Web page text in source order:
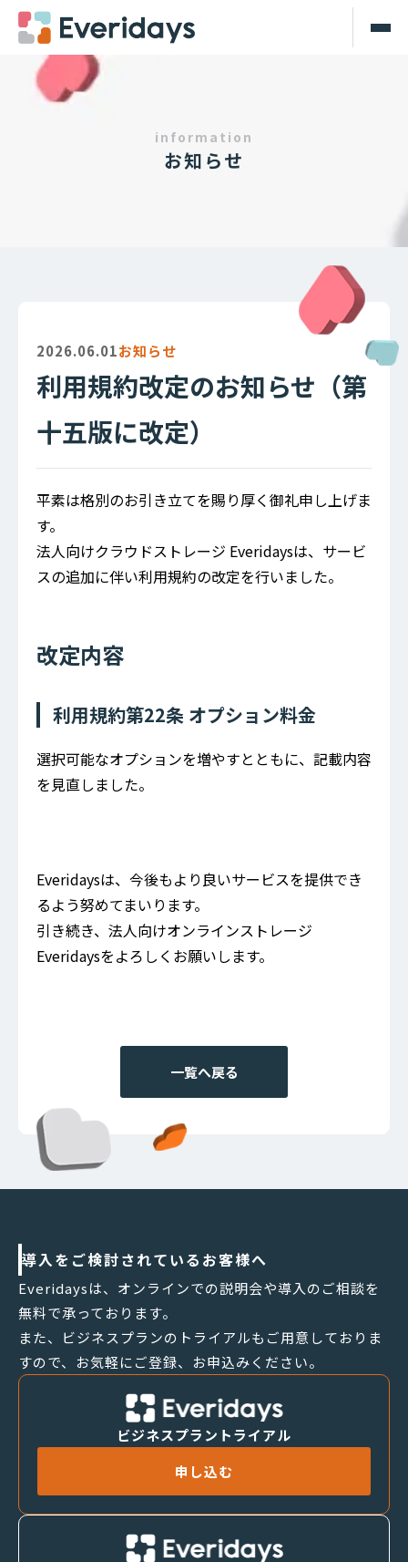
information
お知らせ
2026.06.01お知らせ
利用規約改定のお知らせ（第
十五版に改定）
平素は格別のお引き立てを賜り厚く御礼申し上げま
す。
法人向けクラウドストレージ Everidaysは、サービ
スの追加に伴い利用規約の改定を行いました。
改定内容
利用規約第22条 オプション料金
選択可能なオプションを増やすとともに、記載内容
を見直しました。
Everidaysは、今後もより良いサービスを提供でき
るよう努めてまいります。
引き続き、法人向けオンラインストレージ
Everidaysをよろしくお願いします。
一覧へ戻る
導入をご検討されているお客様へ
Everidaysは、オンラインでの説明会や導入のご相談を
無料で承っております。
また、ビジネスプランのトライアルもご用意しておりま
すので、お気軽にご登録、お申込みください。
ビジネスプラントライアル
申し込む